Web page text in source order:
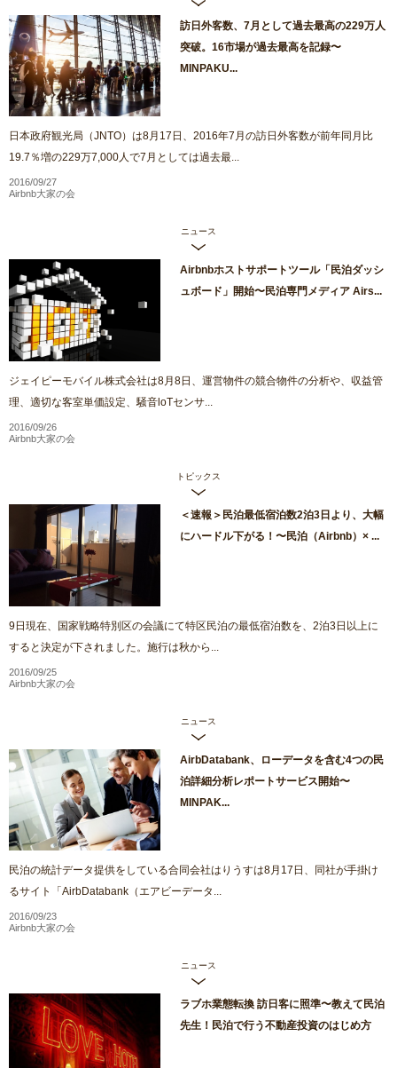
訪日外客数、7月として過去最高の229万人
突破。16市場が過去最高を記録〜
MINPAKU...
日本政府観光局（JNTO）は8月17日、2016年7月の訪日外客数が前年同月比
19.7％増の229万7,000人で7月としては過去最...
2016/09/27
Airbnb大家の会
ニュース
Airbnbホストサポートツール「民泊ダッシ
ュボード」開始〜民泊専門メディア Airs...
ジェイピーモバイル株式会社は8月8日、運営物件の競合物件の分析や、収益管
理、適切な客室単価設定、騒音loTセンサ...
2016/09/26
Airbnb大家の会
トピックス
＜速報＞民泊最低宿泊数2泊3日より、大幅
にハードル下がる！〜民泊（Airbnb）× ...
9日現在、国家戦略特別区の会議にて特区民泊の最低宿泊数を、2泊3日以上に
すると決定が下されました。施行は秋から...
2016/09/25
Airbnb大家の会
ニュース
AirbDatabank、ローデータを含む4つの民
泊詳細分析レポートサービス開始〜
MINPAK...
民泊の統計データ提供をしている合同会社はりうすは8月17日、同社が手掛け
るサイト「AirbDatabank（エアビーデータ...
2016/09/23
Airbnb大家の会
ニュース
ラブホ業態転換 訪日客に照準〜教えて民泊
先生！民泊で行う不動産投資のはじめ方